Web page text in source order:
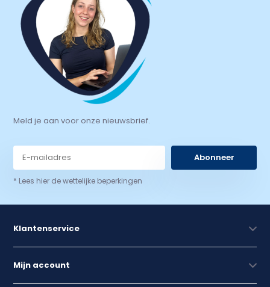
Meld je aan voor onze nieuwsbrief.
Abonneer
* Lees hier de wettelijke beperkingen
Klantenservice
Mijn account